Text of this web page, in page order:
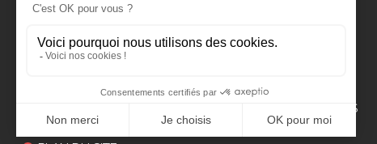
EXPRESSIONS POLITIQUES
CONTACT
MENTIONS LÉGALES
POLITIQUE DE GESTION DES DONNÉES PERSONNELLES
CONFORMITÉ AU RGAA : PARTIELLE